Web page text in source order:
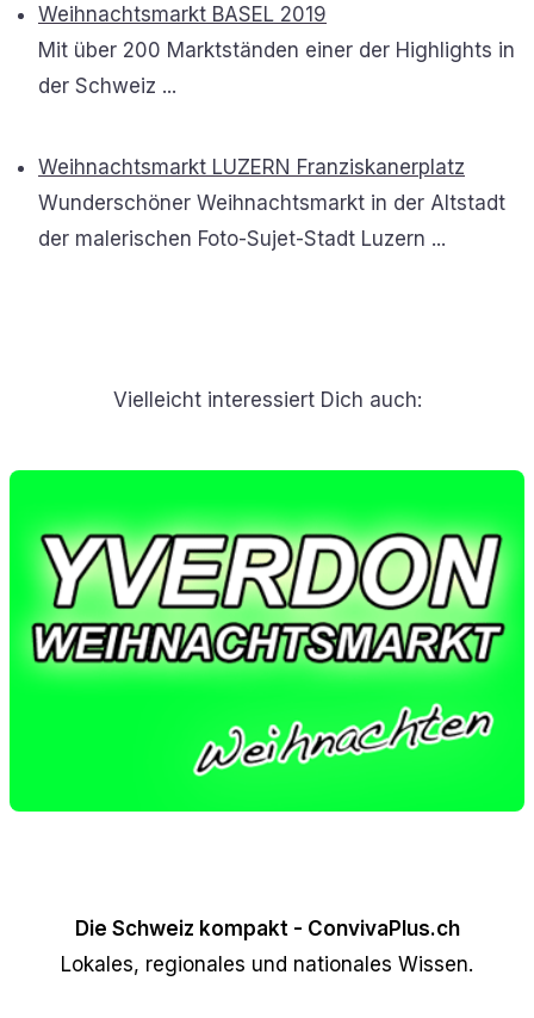
Weihnachtsmarkt BASEL 2019
Mit über 200 Marktständen einer der Highlights in
der Schweiz ...
Weihnachtsmarkt LUZERN Franziskanerplatz
Wunderschöner Weihnachtsmarkt in der Altstadt
der malerischen Foto-Sujet-Stadt Luzern ...
Vielleicht interessiert Dich auch:
Die Schweiz kompakt - ConvivaPlus.ch
Lokales, regionales und nationales Wissen.